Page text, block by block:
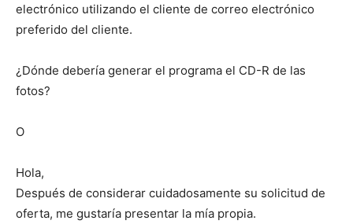
electrónico utilizando el cliente de correo electrónico
preferido del cliente.
¿Dónde debería generar el programa el CD-R de las
fotos?
O
Hola,
Después de considerar cuidadosamente su solicitud de
oferta, me gustaría presentar la mía propia.